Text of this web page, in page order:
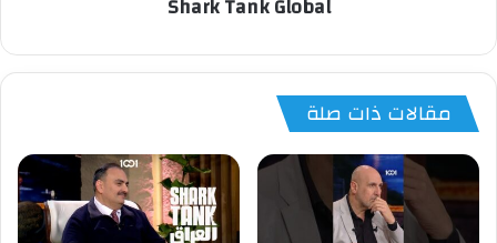
Shark Tank Global
مقالات ذات صلة